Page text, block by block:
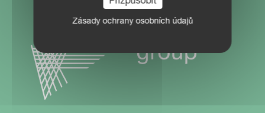
Zásady ochrany osobních údajů